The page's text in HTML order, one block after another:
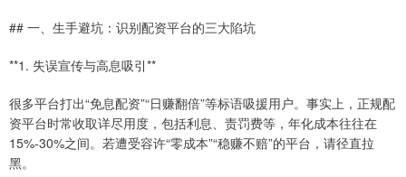
## 一、生手避坑：识别配资平台的三大陷坑
**1. 失误宣传与高息吸引**
很多平台打出“免息配资”“日赚翻倍”等标语吸援用户。事实上，正规配
资平台时常收取详尽用度，包括利息、责罚费等，年化成本往往在
15%-30%之间。若遭受容许“零成本”“稳赚不赔”的平台，请径直拉
黑。